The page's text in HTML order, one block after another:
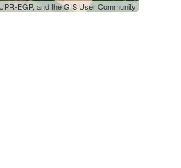
EGP, and the GIS User Community